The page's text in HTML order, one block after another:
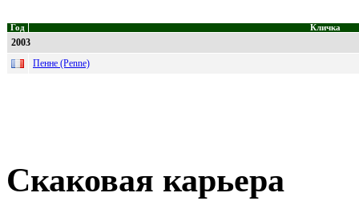
Год Кличка
2003
Пенне (Penne)
Скаковая карьера